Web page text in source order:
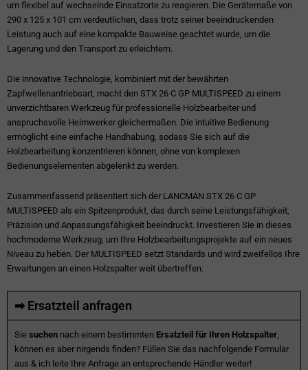
um flexibel auf wechselnde Einsatzorte zu reagieren. Die Gerätemaße von
290 x 125 x 101 cm verdeutlichen, dass trotz seiner beeindruckenden
Leistung auch auf eine kompakte Bauweise geachtet wurde, um die
Lagerung und den Transport zu erleichtern.
Die innovative Technologie, kombiniert mit der bewährten
Zapfwellenantriebsart, macht den STX 26 C GP MULTISPEED zu einem
unverzichtbaren Werkzeug für professionelle Holzbearbeiter und
anspruchsvolle Heimwerker gleichermaßen. Die intuitive Bedienung
ermöglicht eine einfache Handhabung, sodass Sie sich auf die
Holzbearbeitung konzentrieren können, ohne von komplexen
Bedienungselementen abgelenkt zu werden.
Zusammenfassend präsentiert sich der LANCMAN STX 26 C GP
MULTISPEED als ein Spitzenprodukt, das durch seine Leistungsfähigkeit,
Präzision und Anpassungsfähigkeit beeindruckt. Investieren Sie in dieses
hochmoderne Werkzeug, um Ihre Holzbearbeitungsprojekte auf ein neues
Niveau zu heben. Der MULTISPEED setzt Standards und wird zweifellos Ihre
Erwartungen an einen Holzspalter weit übertreffen.
➡ Ersatzteil anfragen
Sie suchen nach einem bestimmten Ersatzteil für Ihren Holzspalter,
können es aber nirgends finden? Füllen Sie das nachfolgende Formular
aus & ich leite Ihre Anfrage an entsprechende Händler weiter!